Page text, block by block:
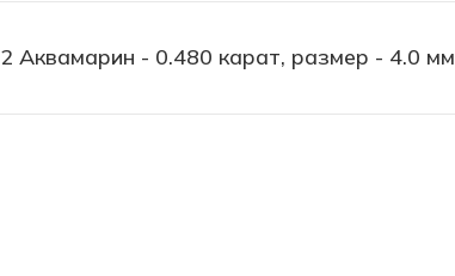
2 Аквамарин - 0.480 карат, размер - 4.0 мм